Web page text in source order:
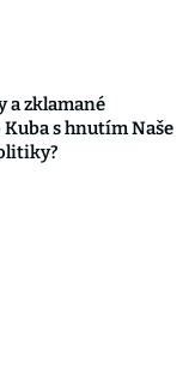
a zklamané
s hnutím Naše